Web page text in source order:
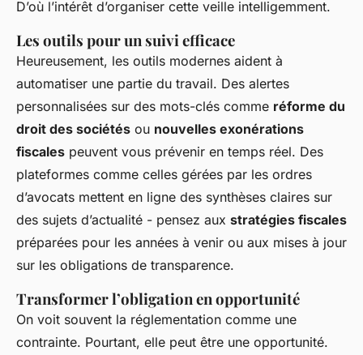
D’où l’intérêt d’organiser cette veille intelligemment.
Les outils pour un suivi efficace
Heureusement, les outils modernes aident à
automatiser une partie du travail. Des alertes
personnalisées sur des mots-clés comme réforme du
droit des sociétés ou nouvelles exonérations
fiscales peuvent vous prévenir en temps réel. Des
plateformes comme celles gérées par les ordres
d’avocats mettent en ligne des synthèses claires sur
des sujets d’actualité - pensez aux stratégies fiscales
préparées pour les années à venir ou aux mises à jour
sur les obligations de transparence.
Transformer l’obligation en opportunité
On voit souvent la réglementation comme une
contrainte. Pourtant, elle peut être une opportunité.